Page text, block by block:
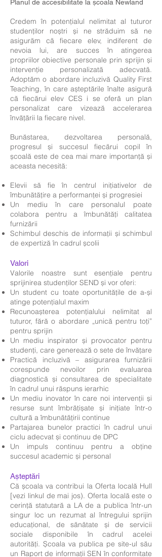
Planul de accesibilitate la școala Newland
Credem în potențialul nelimitat al tuturor
studenților noștri și ne străduim să ne
asigurăm că fiecare elev, indiferent de
nevoia lui, are succes în atingerea
propriilor obiective personale prin sprijin și
intervenție personalizată adecvată.
Adoptăm o abordare incluzivă Quality First
Teaching, în care așteptările înalte asigură
că fiecărui elev CES i se oferă un plan
personalizat care vizează accelerarea
învățării la fiecare nivel.
Bunăstarea, dezvoltarea personală,
progresul și succesul fiecărui copil în
școală este de cea mai mare importanță și
aceasta necesită:
Elevii să fie în centrul inițiativelor de
îmbunătățire a performanței și progresiei
Un mediu în care personalul poate
colabora pentru a îmbunătăți calitatea
furnizării
Schimbul deschis de informații și schimbul
de expertiză în cadrul școlii
Valori
Valorile noastre sunt esențiale pentru
sprijinirea studenților SEND și vor oferi:
Un student cu toate oportunitățile de a-și
atinge potențialul maxim
Recunoașterea potențialului nelimitat al
tuturor, fără o abordare „unică pentru toți”
pentru sprijin
Un mediu inspirator și provocator pentru
studenți, care generează o sete de învățare
Practică incluzivă – asigurarea furnizării
corespunde nevoilor prin evaluarea
diagnostică și consultarea de specialitate
în cadrul unui răspuns ierarhic
Un mediu inovator în care noi intervenții și
resurse sunt îmbrățișate și inițiate într-o
cultură a îmbunătățirii continue
Partajarea bunelor practici în cadrul unui
ciclu adecvat și continuu de DPC
Un impuls continuu pentru a obține
succesul academic și personal
Așteptări
Că școala va contribui la Oferta locală Hull
[vezi linkul de mai jos). Oferta locală este o
cerință statutară a LA de a publica într-un
singur loc un rezumat al întregului sprijin
educațional, de sănătate și de servicii
sociale disponibile în cadrul acelei
autorități. Școala va publica pe site-ul său
un Raport de informații SEN în conformitate